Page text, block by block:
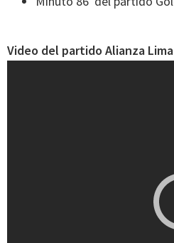
Video del partido Alianza